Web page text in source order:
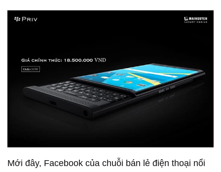
Mới đây, Facebook của chuỗi bán lẻ điện thoại nổi